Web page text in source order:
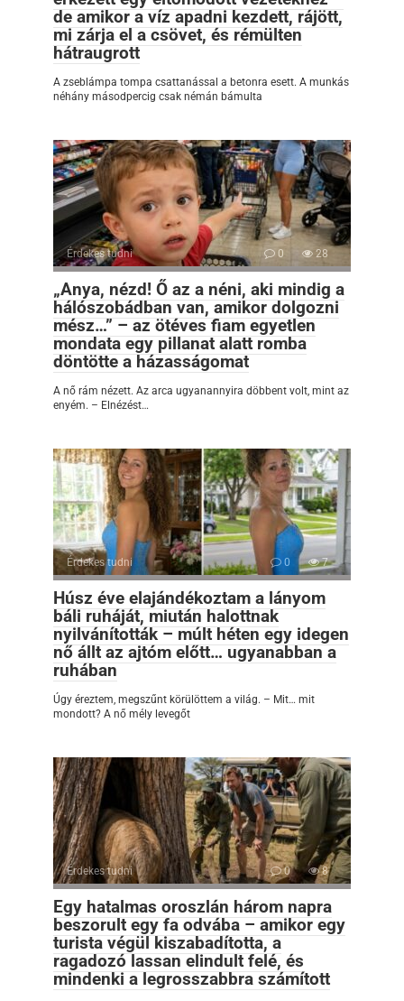
de amikor a víz apadni kezdett, rájött,
mi zárja el a csövet, és rémülten
hátraugrott
A zseblámpa tompa csattanással a betonra esett. A munkás
néhány másodpercig csak némán bámulta
Érdekes tudni 0 28
„Anya, nézd! Ő az a néni, aki mindig a
hálószobádban van, amikor dolgozni
mész…” – az ötéves fiam egyetlen
mondata egy pillanat alatt romba
döntötte a házasságomat
A nő rám nézett. Az arca ugyanannyira döbbent volt, mint az
enyém. – Elnézést…
Érdekes tudni 0 7
Húsz éve elajándékoztam a lányom
báli ruháját, miután halottnak
nyilvánították – múlt héten egy idegen
nő állt az ajtóm előtt… ugyanabban a
ruhában
Úgy éreztem, megszűnt körülöttem a világ. – Mit… mit
mondott? A nő mély levegőt
Érdekes tudni 0 8
Egy hatalmas oroszlán három napra
beszorult egy fa odvába – amikor egy
turista végül kiszabadította, a
ragadozó lassan elindult felé, és
mindenki a legrosszabbra számított